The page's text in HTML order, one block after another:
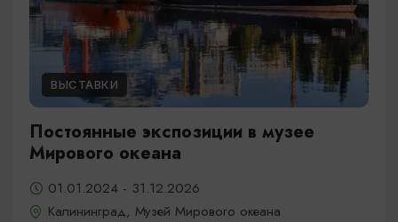
ВЫСТАВКИ
Постоянные экспозиции в музее
Мирового океана
01.01.2024 - 31.12.2026
Калининград, Музей Мирового океана